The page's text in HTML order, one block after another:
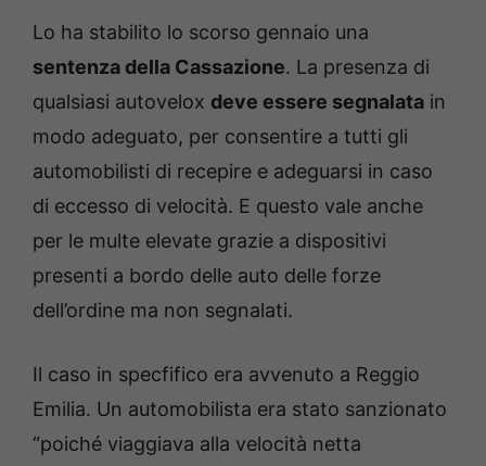
Lo ha stabilito lo scorso gennaio una
sentenza della Cassazione. La presenza di
qualsiasi autovelox deve essere segnalata in
modo adeguato, per consentire a tutti gli
automobilisti di recepire e adeguarsi in caso
di eccesso di velocità. E questo vale anche
per le multe elevate grazie a dispositivi
presenti a bordo delle auto delle forze
dell’ordine ma non segnalati.
Il caso in specfifico era avvenuto a Reggio
Emilia. Un automobilista era stato sanzionato
“poiché viaggiava alla velocità netta